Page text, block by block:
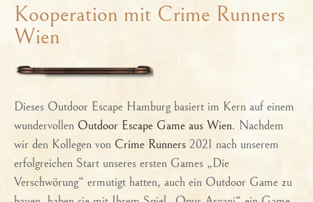
Kooperation mit Crime Runners
Wien
Dieses Outdoor Escape Hamburg basiert im Kern auf einem
wundervollen Outdoor Escape Game aus Wien. Nachdem
wir den Kollegen von Crime Runners 2021 nach unserem
erfolgreichen Start unseres ersten Games „Die
Verschwörung“ ermutigt hatten, auch ein Outdoor Game zu